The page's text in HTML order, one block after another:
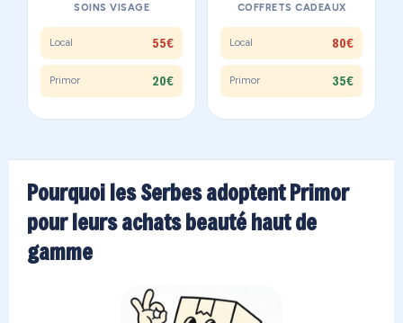
SOINS VISAGE
Local 55€
Primor 20€
COFFRETS CADEAUX
Local 80€
Primor 35€
Pourquoi les Serbes adoptent Primor
pour leurs achats beauté haut de
gamme